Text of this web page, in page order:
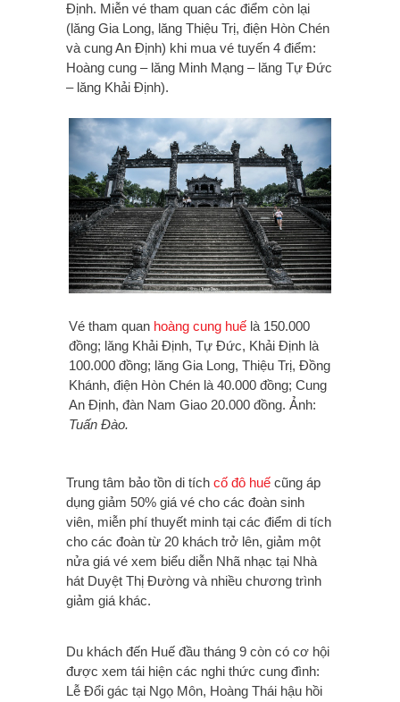
Định. Miễn vé tham quan các điểm còn lại
(lăng Gia Long, lăng Thiệu Trị, điện Hòn Chén
và cung An Định) khi mua vé tuyến 4 điểm:
Hoàng cung – lăng Minh Mạng – lăng Tự Đức
– lăng Khải Định).
Vé tham quan hoàng cung huế là 150.000
đồng; lăng Khải Định, Tự Đức, Khải Định là
100.000 đồng; lăng Gia Long, Thiệu Trị, Đồng
Khánh, điện Hòn Chén là 40.000 đồng; Cung
An Định, đàn Nam Giao 20.000 đồng. Ảnh:
Tuấn Đào.
Trung tâm bảo tồn di tích cố đô huế cũng áp
dụng giảm 50% giá vé cho các đoàn sinh
viên, miễn phí thuyết minh tại các điểm di tích
cho các đoàn từ 20 khách trở lên, giảm một
nửa giá vé xem biểu diễn Nhã nhạc tại Nhà
hát Duyệt Thị Đường và nhiều chương trình
giảm giá khác.
Du khách đến Huế đầu tháng 9 còn có cơ hội
được xem tái hiện các nghi thức cung đình:
Lễ Đổi gác tại Ngọ Môn, Hoàng Thái hậu hồi